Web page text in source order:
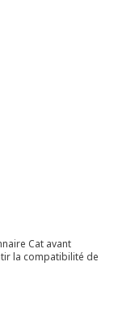
Cat avant
la compatibilité de